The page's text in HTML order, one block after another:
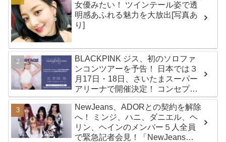
女優みたい！ ツインテール姿で透
明感あふれる魅力を大放出[写真あ
り]
BLACKPINK ジス、初のソロファ
ンコンツアーを予告！ 日本では３
月17日・18日、さいたまスーパー
アリーナで開催決定！ コンセプト
は“愛のカケラ”！？ 14日には新ア
ルバム『AMORTAGE』もリリース
NewJeans、ADORとの契約を解除
へ！ ミンジ、ハニ、ダニエル、ヘ
リン、ヘインのメンバー５人全員
で緊急記者会見！「NewJeans